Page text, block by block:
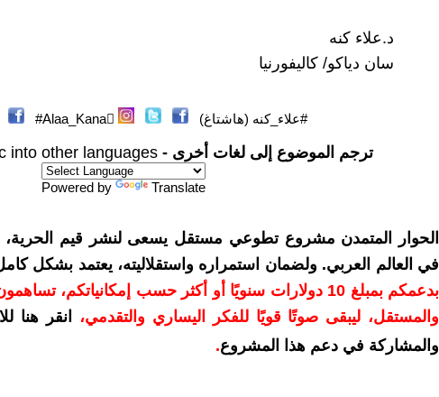
د.علاء كنه
سان دياكو/ كاليفورنيا
#علاء_كنه (هاشتاغ)
ترجم الموضوع إلى لغات أخرى - into other languages
Powered by Translate
الحوار المتمدن مشروع تطوعي مستقل يسعى لنشر قيم الحرية،
في العالم العربي. ولضمان استمراره واستقلاليته، يعتمد بشكل
بدعمكم بمبلغ 10 دولارات سنويًا أو أكثر حسب إمكانياتكم،
والمستقل، ليبقى صوتًا قويًا للفكر اليساري والتقدمي،
انقر هنا
والمشاركة في دعم هذا المشروع.